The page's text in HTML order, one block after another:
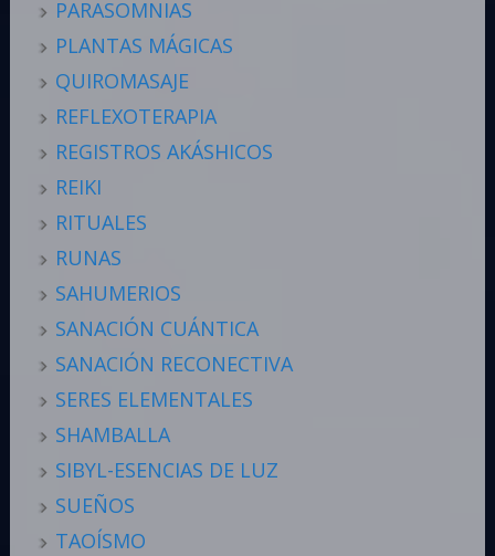
PARASOMNIAS
PLANTAS MÁGICAS
QUIROMASAJE
REFLEXOTERAPIA
REGISTROS AKÁSHICOS
REIKI
RITUALES
RUNAS
SAHUMERIOS
SANACIÓN CUÁNTICA
SANACIÓN RECONECTIVA
SERES ELEMENTALES
SHAMBALLA
SIBYL-ESENCIAS DE LUZ
SUEÑOS
TAOÍSMO